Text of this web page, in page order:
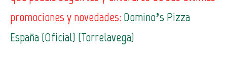
promociones y novedades: Domino’s Pizza
España (Oficial) (Torrelavega)